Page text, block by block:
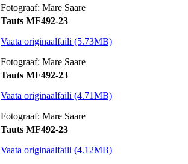
Fotograaf: Mare Saare
Tauts MF492-23
Vaata originaalfaili (5.73MB)
Fotograaf: Mare Saare
Tauts MF492-23
Vaata originaalfaili (4.71MB)
Fotograaf: Mare Saare
Tauts MF492-23
Vaata originaalfaili (4.12MB)